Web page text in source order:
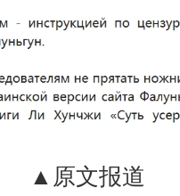
▲原文报道